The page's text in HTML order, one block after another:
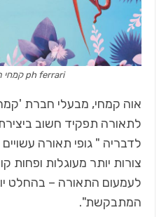
ph ferrari קמחי תאורה, צילום
אוה קמחי, מבעלי חברת
לתאורה תפקיד חשוב
לדבריה " גופי תאורה עשויים
צורות יותר מעוגלות ופחות
לעמעום התאורה – בהחלט
המתבקשת".